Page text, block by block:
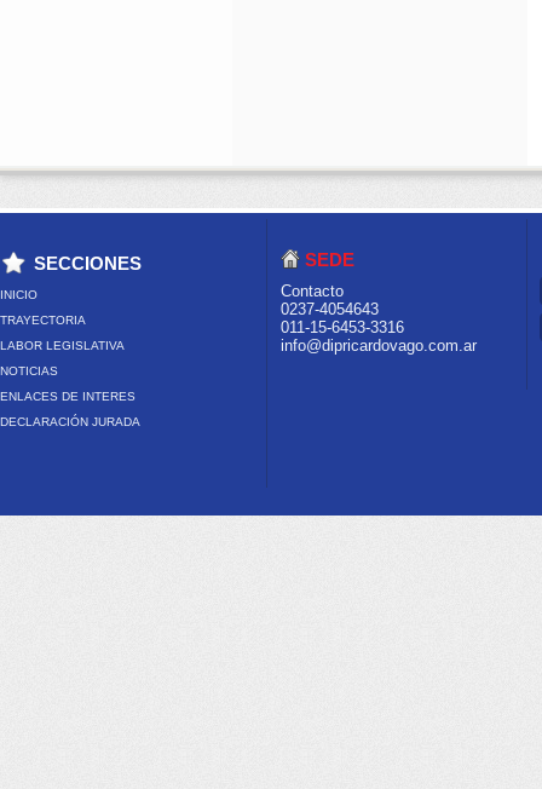
SECCIONES
INICIO
TRAYECTORIA
LABOR LEGISLATIVA
NOTICIAS
ENLACES DE INTERES
DECLARACIÓN JURADA
SEDE
Contacto
0237-4054643
011-15-6453-3316
info@dipricardovago.com.ar